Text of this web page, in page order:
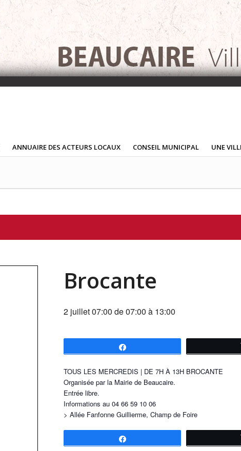
ANNUAIRE DES ACTEURS LOCAUX CONSEIL MUNICIPAL UNE
Brocante
2 juillet 07:00 de 07:00 à 13:00
TOUS LES MERCREDIS | DE 7H À 13H BROCANTE
Organisée par la Mairie de Beaucaire.
Entrée libre.
Informations au 04 66 59 10 06
> Allée Fanfonne Guillierme, Champ de Foire